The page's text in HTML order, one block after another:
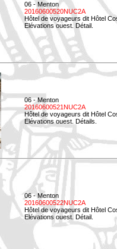
06 - Menton
20160600520NUC2A
Hôtel de voyageurs dit Hôtel
Elévations ouest. Détail.
06 - Menton
20160600521NUC2A
Hôtel de voyageurs dit Hôtel
Elévations ouest. Détails.
06 - Menton
20160600522NUC2A
Hôtel de voyageurs dit Hôtel
Elévations ouest. Détail.